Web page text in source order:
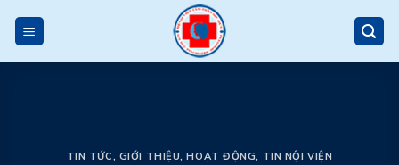
TIN TỨC, GIỚI THIỆU,HOẠT ĐỘNG, TIN NỘI VIỆN